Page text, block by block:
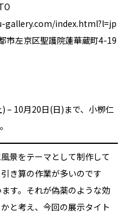
gallery.com/index.html?l=jp
市左京区聖護院蓮華蔵町4-19
– 10月20日(日)まで、小栁仁
ます。
景をテーマとして制作して
き算の作業が多いのです
す。それが偽薬のような効
と考え、今回の展示タイト